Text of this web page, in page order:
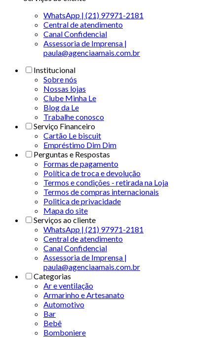
WhatsApp | (21) 97971-2181
Central de atendimento
Canal Confidencial
Assessoria de Imprensa |
paula@agenciaamais.com.br
Institucional
Sobre nós
Nossas lojas
Clube Minha Le
Blog da Le
Trabalhe conosco
Serviço Financeiro
Cartão Le biscuit
Empréstimo Dim Dim
Perguntas e Respostas
Formas de pagamento
Política de troca e devolução
Termos e condições - retirada na Loja
Termos de compras internacionais
Politica de privacidade
Mapa do site
Serviços ao cliente
WhatsApp | (21) 97971-2181
Central de atendimento
Canal Confidencial
Assessoria de Imprensa |
paula@agenciaamais.com.br
Categorias
Ar e ventilação
Armarinho e Artesanato
Automotivo
Bar
Bebê
Bomboniere